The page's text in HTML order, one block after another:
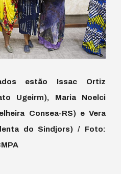
estão Issac Ortiz
Ugeirm), Maria Noelci
Consea-RS) e Vera
do Sindjors) / Foto: